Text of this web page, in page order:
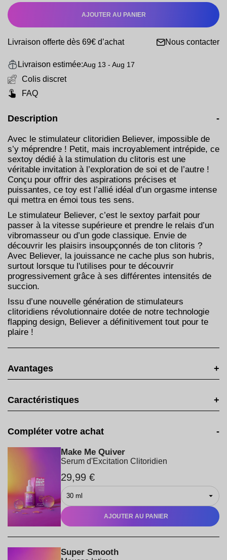
AJOUTER AU PANIER
Livraison offerte dès 69€ d’achat Nous contacter
Livraison estimée:Aug 13 - Aug 17
Colis discret
FAQ
Description -
Avec le stimulateur clitoridien Believer, impossible de
s’y méprendre ! Petit, mais incroyablement intrépide, ce
sextoy dédié à la stimulation du clitoris est une
véritable invitation à l’exploration de soi et de l’autre !
Conçu pour offrir des aspirations précises et
puissantes, ce toy est l’allié idéal d’un orgasme intense
qui mettra en émoi tous tes sens.
Le stimulateur Believer, c’est le sextoy parfait pour
passer à la vitesse supérieure et prendre le relais d’un
vibromasseur ou d’un gode classique. Envie de
découvrir les plaisirs insoupçonnés de ton clitoris ?
Avec Believer, la jouissance ne cache plus son hubris,
surtout lorsque tu l'utilises pour te découvrir
progressivement grâce à ses différentes intensités de
succion.
Issu d’une nouvelle génération de stimulateurs
clitoridiens révolutionnaire dotée de notre technologie
flapping design, Believer a définitivement tout pour te
plaire !
Avantages +
Caractéristiques +
Compléter votre achat -
Make Me Quiver
Serum d'Excitation Clitoridien
29,99 €
AJOUTER AU PANIER
Super Smooth